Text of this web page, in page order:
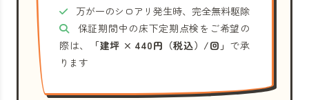
万が一のシロアリ発生時、完全無料駆除
保証期間中の床下定期点検をご希望の
際は、
「建坪 × 440円（税込）/回」 で承
ります